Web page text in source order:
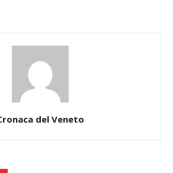
del Veneto